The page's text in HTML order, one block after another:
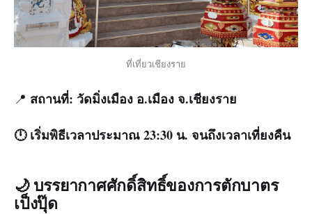
ที่เที่ยวเชียงราย
📍 สถานที่: วัดมิ่งเมือง อ.เมือง จ.เชียงราย
🕛 เริ่มพิธีเวลาประมาณ 23:30 น. จนถึงเวลาเที่ยงคืน
🌙 บรรยากาศศักดิ์สิทธิ์ของการตักบาตร
เป็งปุ๊ด